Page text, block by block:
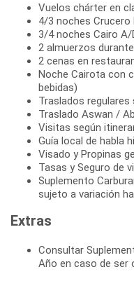
Vuelos chárter en
4/3 noches Crucero
3/4 noches Cairo A/
2 almuerzos
2 cenas en
Noche Cairota con
bebidas)
Traslados regulares
Traslado Aswan /
Visitas según
Guía local de habla
Visado y Propinas
Tasas y Seguro de
Suplemento
sujeto a variación
Extras
Consultar
Año en caso de ser